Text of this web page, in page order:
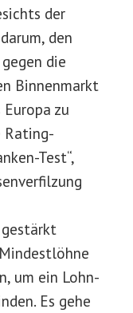
der
den
die
Binnenmarkt
zu
Rating-
Test“,
um ein Lohn-
Es gehe